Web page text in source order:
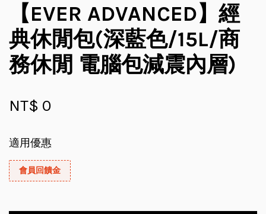
【EVER ADVANCED】經
典休閒包(深藍色/15L/商
務休閒 電腦包減震內層)
NT$ 0
適用優惠
會員回饋金